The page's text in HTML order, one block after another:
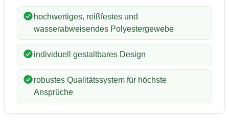
hochwertiges, reißfestes und
wasserabweisendes Polyestergewebe
individuell gestaltbares Design
robustes Qualitätssystem für höchste
Ansprüche